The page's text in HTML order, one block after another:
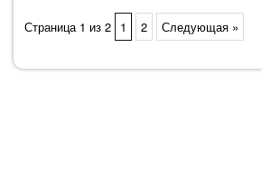
Страница 1 из 2 1 2 Следующая »